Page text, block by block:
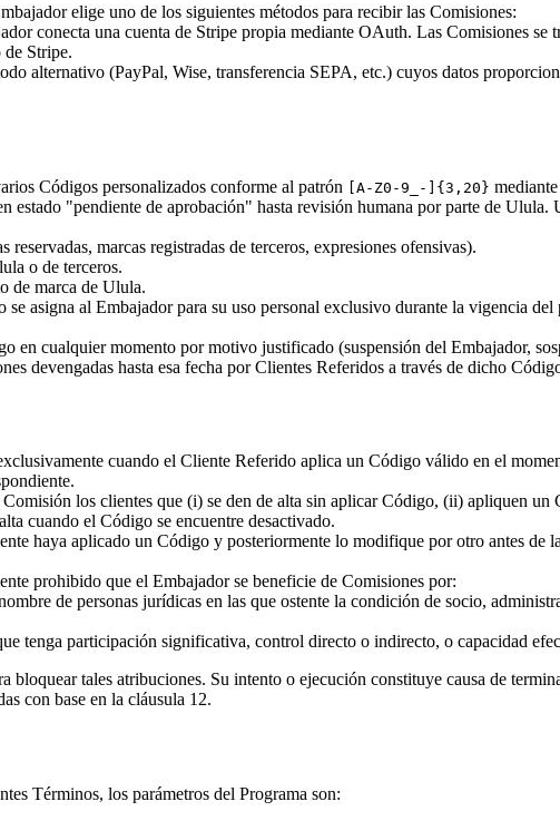
elige uno de los siguientes métodos para recibir las Comisiones:
conecta una cuenta de Stripe propia mediante OAuth. Las Comisiones se
Stripe.
alternativo (PayPal, Wise, transferencia SEPA, etc.) cuyos datos
Códigos personalizados conforme al patrón [A-Z0-9_-]{3,20}
estado "pendiente de aprobación" hasta revisión humana por parte de
marcas registradas de terceros, expresiones ofensivas).
o de terceros.
de marca de Ulula.
se asigna al Embajador para su uso personal exclusivo durante la vigencia
en cualquier momento por motivo justificado (suspensión del Embajador,
devengadas hasta esa fecha por Clientes Referidos a través de dicho
cuando el Cliente Referido aplica un Código válido en el
los clientes que (i) se den de alta sin aplicar Código, (ii) apliquen
cuando el Código se encuentre desactivado.
haya aplicado un Código y posteriormente lo modifique por otro antes
prohibido que el Embajador se beneficie de Comisiones por:
de personas jurídicas en las que ostente la condición de socio,
tenga participación significativa, control directo o indirecto, o capacidad
bloquear tales atribuciones. Su intento o ejecución constituye causa de
con base en la cláusula 12.
Términos, los parámetros del Programa son: